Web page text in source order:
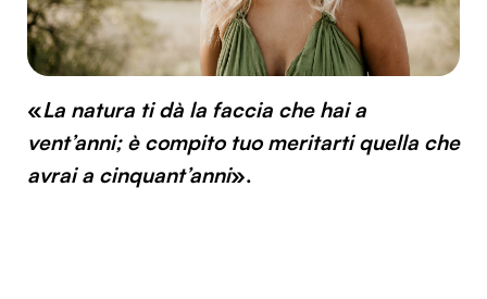
«La natura ti dà la faccia che hai a
vent’anni; è compito tuo meritarti quella che
avrai a cinquant’anni».